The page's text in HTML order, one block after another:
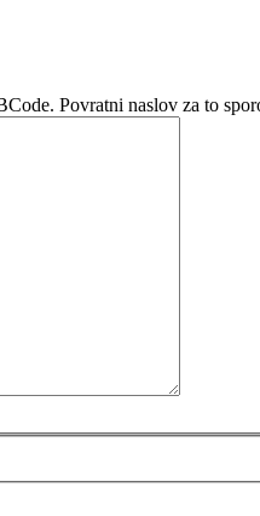
Povratni naslov za to